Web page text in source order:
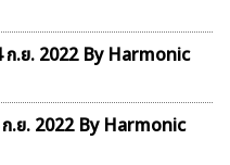
ก.ย. 2022 By Harmonic
ก.ย. 2022 By Harmonic